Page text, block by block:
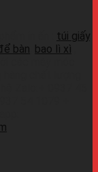
túi giấy
bàn bao lì xì